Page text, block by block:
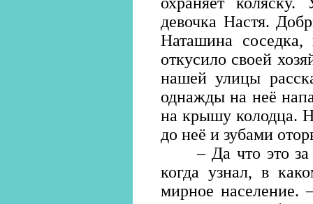
девочка Настя.
Наташина соседка,
откусило своей
нашей улицы
однажды на неё
на крышу колодца.
до неё и зубами
– Да что это за
когда узнал, в
мирное население.